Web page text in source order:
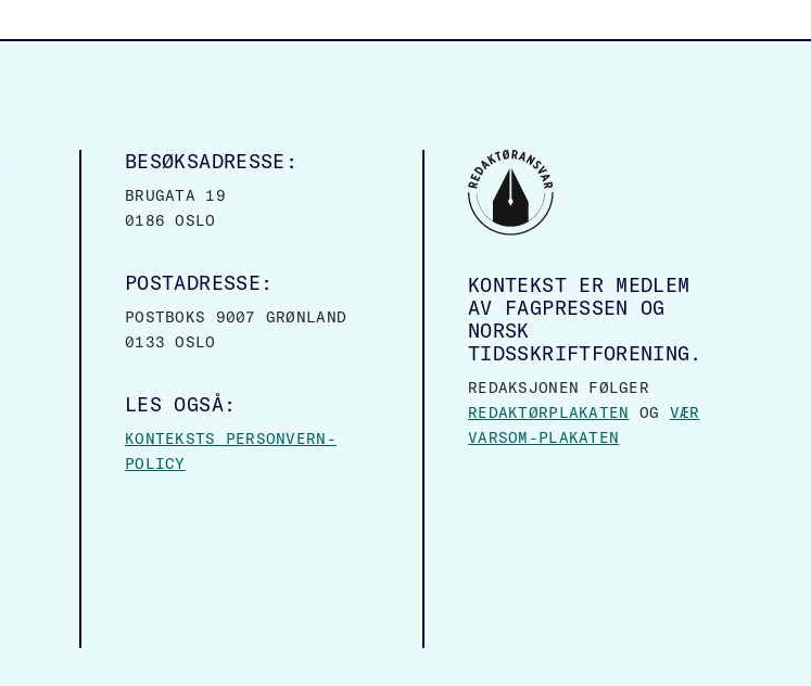
BESØKSADRESSE:
BRUGATA 19
0186 OSLO
POSTADRESSE:
POSTBOKS 9007 GRØNLAND
0133 OSLO
LES OGSÅ:
KONTEKSTS PERSONVERN-
POLICY
KONTEKST ER MEDLEM
AV FAGPRESSEN OG
NORSK
TIDSSKRIFTFORENING.
REDAKSJONEN FØLGER
REDAKTØRPLAKATEN OG VÆR
VARSOM-PLAKATEN